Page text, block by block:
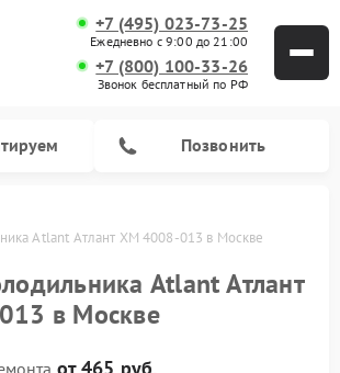
+7 (495) 023-73-25
Ежедневно с 9:00 до 21:00
+7 (800) 100-33-26
Звонок бесплатный по РФ
Позвонить
Atlant Атлант ХМ 4008-013 в Москве
Atlant Атлант
в Москве
от 465 руб.